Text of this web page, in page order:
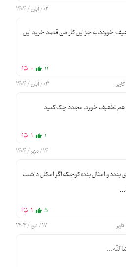
02 / آبان / 1404
خورده،به جز این کار من قصد خرید این
11
0
کاربر 03 / آبان / 1404
هم تخفیف خورد. مجدد چک کنید
1
1
14 / مهر / 1404
بنده و امثال بنده کوچکه اگر امکان داشت
5
1
کاربر 17 / دی / 1404